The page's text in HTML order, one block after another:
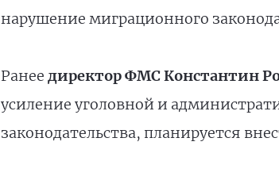
нарушение миграционного
Ранее директор ФМС Константин
усиление уголовной и
законодательства, планируется